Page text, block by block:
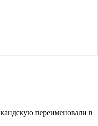
переименовали в